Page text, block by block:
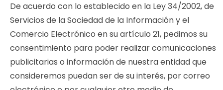
De acuerdo con lo establecido en la Ley 34/2002, de
Servicios de la Sociedad de la Información y el
Comercio Electrónico en su artículo 21, pedimos su
consentimiento para poder realizar comunicaciones
publicitarias o información de nuestra entidad que
consideremos puedan ser de su interés, por correo